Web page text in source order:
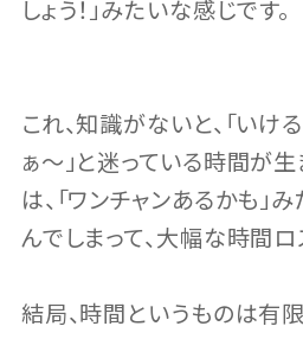
しょう！」みたいな感じです。
これ、知識がないと、「いけ
ぁ〜」と迷っている時間が
は、「ワンチャンあるかも」
んでしまって、大幅な時間ロ
結局、時間というものは有限